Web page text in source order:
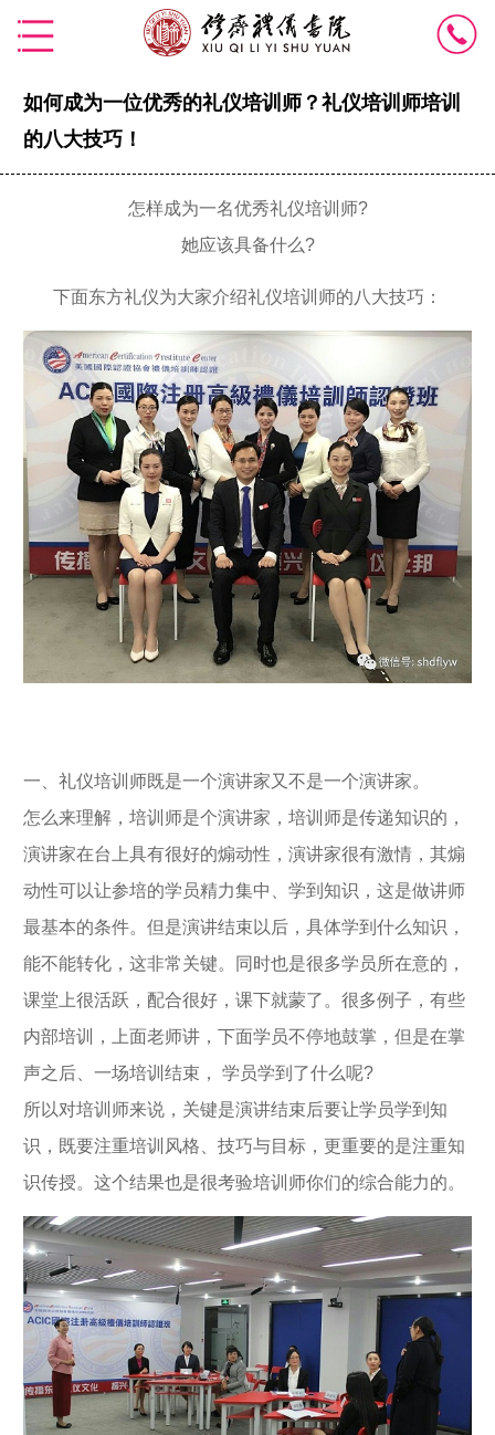
如何成为一位优秀的礼仪培训师？礼仪培训师培训
的八大技巧！
怎样成为一名优秀礼仪培训师?
她应该具备什么?
下面东方礼仪为大家介绍礼仪培训师的八大技巧：
一、礼仪培训师既是一个演讲家又不是一个演讲家。
怎么来理解，培训师是个演讲家，培训师是传递知识的，
演讲家在台上具有很好的煽动性，演讲家很有激情，其煽
动性可以让参培的学员精力集中、学到知识，这是做讲师
最基本的条件。但是演讲结束以后，具体学到什么知识，
能不能转化，这非常关键。同时也是很多学员所在意的，
课堂上很活跃，配合很好，课下就蒙了。很多例子，有些
内部培训，上面老师讲，下面学员不停地鼓掌，但是在掌
声之后、一场培训结束， 学员学到了什么呢?
所以对培训师来说，关键是演讲结束后要让学员学到知
识，既要注重培训风格、技巧与目标，更重要的是注重知
识传授。这个结果也是很考验培训师你们的综合能力的。